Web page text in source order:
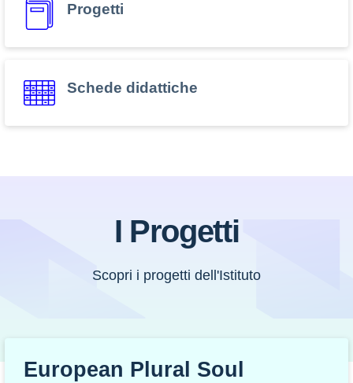
Progetti
Schede didattiche
I Progetti
Scopri i progetti dell'Istituto
European Plural Soul